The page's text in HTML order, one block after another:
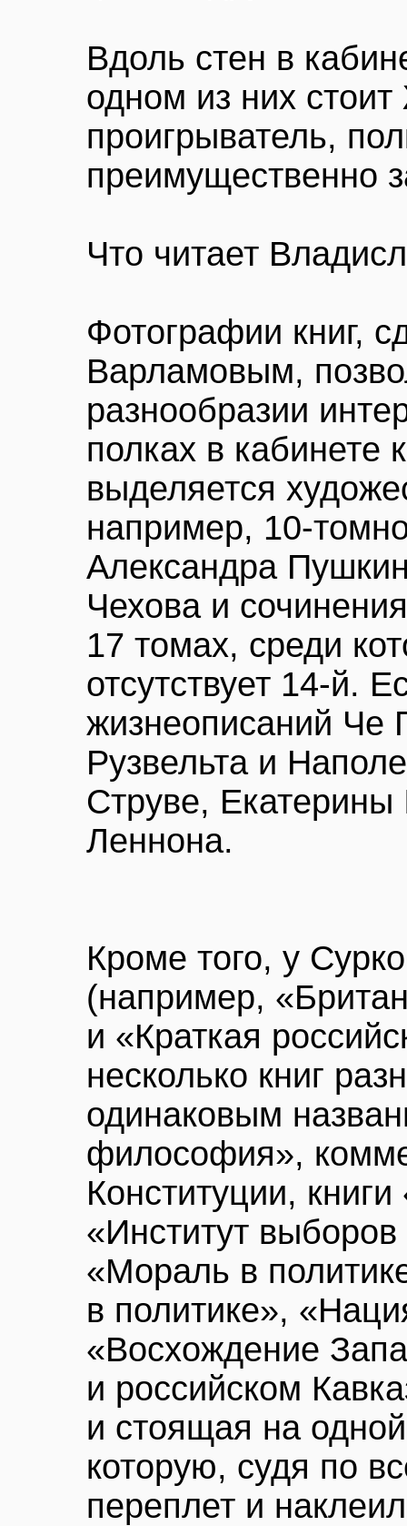
Вдоль стен в
одном из них
проигрыватель,
преимущественно
Что читает
Фотографии книг,
Варламовым,
разнообразии
полках в кабинете
выделяется
например, 10-
Александра
Чехова и
17 томах, среди
отсутствует 14-й.
жизнеописаний Че
Рузвельта и
Струве,
Леннона.
Кроме того, у
(например,
и «Краткая
несколько книг
одинаковым
философия»,
Конституции,
«Институт
«Мораль в
в политике»,
«Восхождение
и российском
и стоящая на
которую, судя по
переплет и